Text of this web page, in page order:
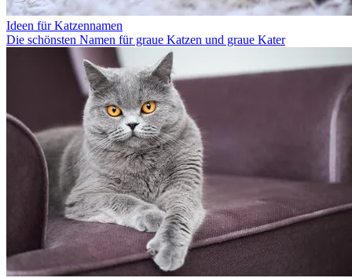
Ideen für Katzennamen
Die schönsten Namen für graue Katzen und graue Kater